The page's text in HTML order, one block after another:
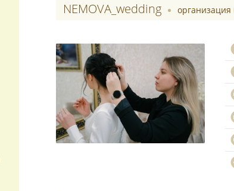
NEMOVA_wedding